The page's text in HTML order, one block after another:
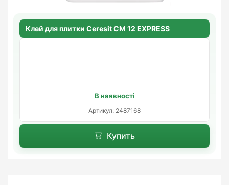
Клей для плитки Ceresit CM 12 EXPRESS
В наявності
Артикул: 2487168
Купить